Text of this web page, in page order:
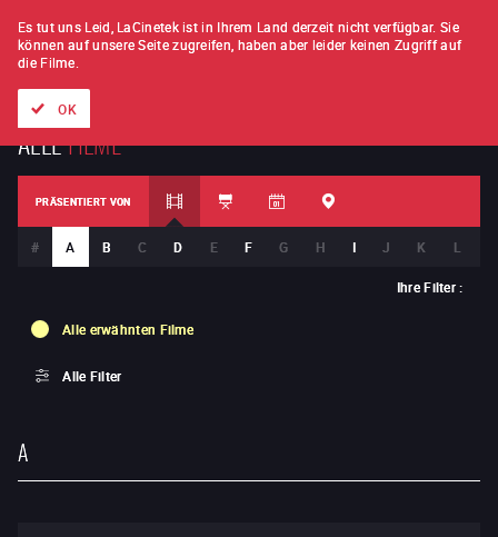
FILM FÜR FILM ABONNEMENT
ALLEFILME
PRÄSENTIERT VON
# A B C D E F G H I J K L
Ihre Filter:
Alle erwähnten Filme
Alle Filter
A
Es tut uns Leid, LaCinetek ist in Ihrem Land derzeit nicht verfügbar. Sie
können auf unsere Seite zugreifen, haben aber leider keinen Zugriff auf
die Filme.
OK